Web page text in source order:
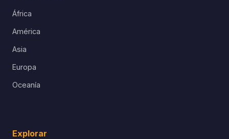
África
América
Asia
Europa
Oceanía
Explorar